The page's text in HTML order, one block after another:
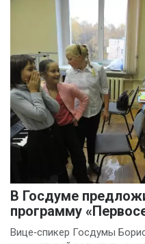
В Госдуме
программу
Вице‑спикер Госдумы